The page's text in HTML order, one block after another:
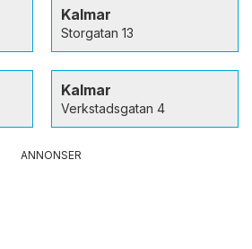
Kalmar
Storgatan 13
Kalmar
Verkstadsgatan 4
ANNONSER